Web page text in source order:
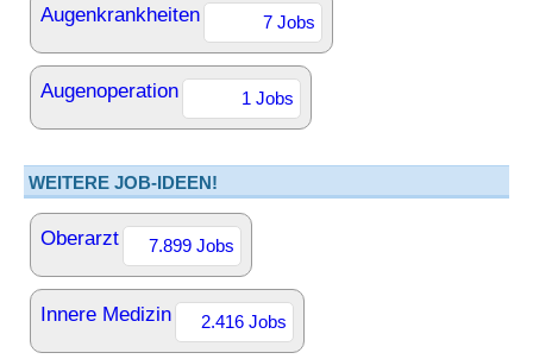
Augenkrankheiten 7 Jobs
Augenoperation 1 Jobs
WEITERE JOB-IDEEN!
Oberarzt 7.899 Jobs
Innere Medizin 2.416 Jobs